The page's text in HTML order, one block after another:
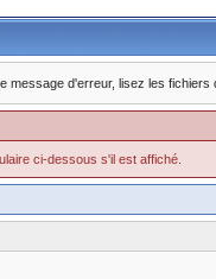
d'erreur, lisez les fichiers
ci-dessous s'il est affiché.